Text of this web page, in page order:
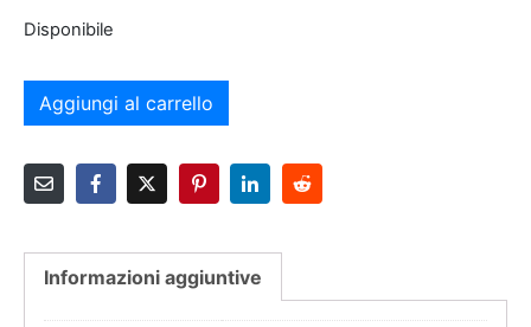
Disponibile
Aggiungi al carrello
Informazioni aggiuntive